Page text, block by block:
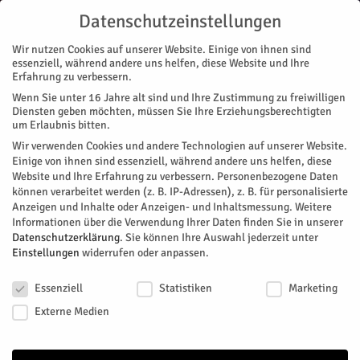
Start Galerie Galerie 2024 Stücke vom Himmel gesendet
GALERIE GALERIE 2024
Stücke vom Himmel gesendet
Von Volker Goebels- September 15, 2024 89 0
Facebook Twitter
- Anzeige -
Ein Stück vom Himmel In der Werkstatt des Kunstvereins an der
statt. Die Stücke vom Himmel – von den Mitgliedern des Kunstvereins
Datenschutzeinstellungen
Wir nutzen Cookies auf unserer Website. Einige von ihnen sind
essenziell, während andere uns helfen, diese Website und Ihre
Erfahrung zu verbessern.
Wenn Sie unter 16 Jahre alt sind und Ihre Zustimmung zu freiwilligen
Diensten geben möchten, müssen Sie Ihre Erziehungsberechtigten
um Erlaubnis bitten.
Wir verwenden Cookies und andere Technologien auf unserer Website.
Einige von ihnen sind essenziell, während andere uns helfen, diese
Website und Ihre Erfahrung zu verbessern. Personenbezogene Daten
können verarbeitet werden (z. B. IP-Adressen), z. B. für personalisierte
Anzeigen und Inhalte oder Anzeigen- und Inhaltsmessung. Weitere
Informationen über die Verwendung Ihrer Daten finden Sie in unserer
Datenschutzerklärung. Sie können Ihre Auswahl jederzeit unter
Einstellungen widerrufen oder anpassen.
Essenziell
Statistiken
Marketing
Externe Medien